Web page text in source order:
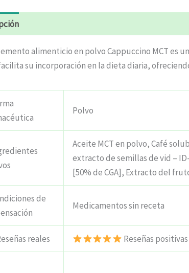
alimenticio en polvo Cappuccino MCT es
su incorporación en la dieta diaria,
Polvo
Aceite MCT en polvo, Café
extracto de semillas de vid –
[50% de CGA], Extracto del
de
Medicamentos sin receta
reales Reseñas positivas